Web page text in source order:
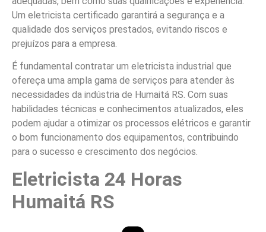
Um eletricista certificado garantirá a segurança e a
qualidade dos serviços prestados, evitando riscos e
prejuízos para a empresa.
É fundamental contratar um eletricista industrial que
ofereça uma ampla gama de serviços para atender às
necessidades da indústria de Humaitá RS. Com suas
habilidades técnicas e conhecimentos atualizados, eles
podem ajudar a otimizar os processos elétricos e garantir
o bom funcionamento dos equipamentos, contribuindo
para o sucesso e crescimento dos negócios.
Eletricista 24 Horas
Humaitá RS